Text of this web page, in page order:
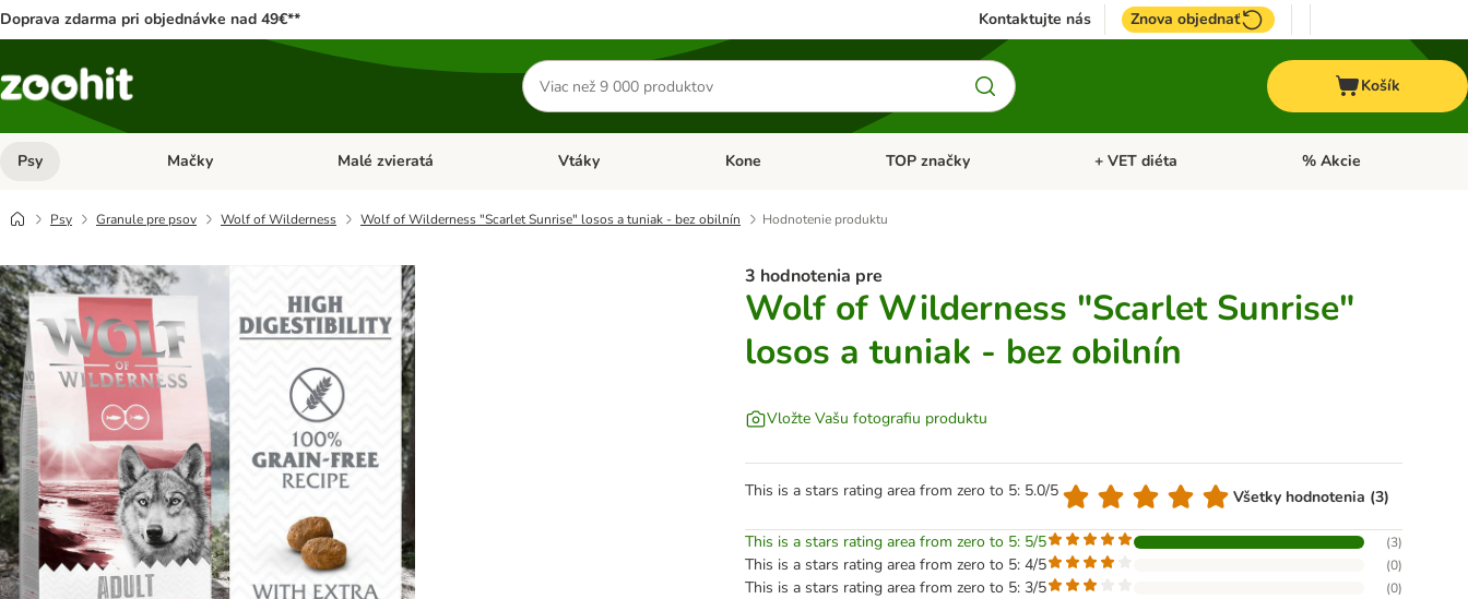
Doprava zdarma pri objednávke nad 49€** Kontaktujte nás Znova objednať
Hľadať
produkty
Košík
Psy Otvoriť menu: Psy
Mačky Otvoriť menu: Mačky
Malé zvieratá Otvoriť menu: Malé zvieratá
Vtáky Otvoriť menu: Vtáky
Kone Otvoriť menu: Kone
TOP značky Otvoriť menu: TOP značky
+ VET diéta Otvoriť menu: + VET diéta
% Akcie
Psy Granule pre psov Wolf of Wilderness Wolf of Wilderness "Scarlet Sunrise" losos a tuniak - bez obilnín Hodnotenie produktu
3 hodnotenia pre
Wolf of Wilderness "Scarlet Sunrise"
losos a tuniak - bez obilnín
Vložte Vašu fotografiu produktu
This is a stars rating area from zero to 5: 5.0/5 Všetky hodnotenia (3)
This is a stars rating area from zero to 5: 5/5 (3)
This is a stars rating area from zero to 5: 4/5 (0)
This is a stars rating area from zero to 5: 3/5 (0)